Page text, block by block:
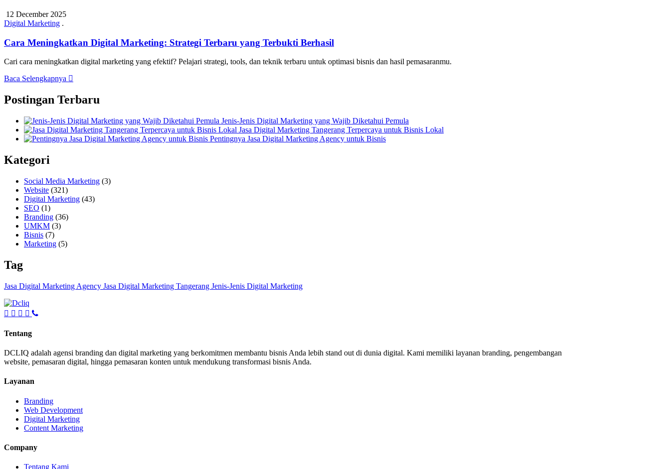
12 December 2025
Digital Marketing .
Cara Meningkatkan Digital Marketing: Strategi Terbaru yang Terbukti Berhasil
Cari cara meningkatkan digital marketing yang efektif? Pelajari strategi, tools, dan teknik terbaru untuk optimasi bisnis dan hasil pemasaranmu.
Baca Selengkapnya
Postingan Terbaru
Jenis-Jenis Digital Marketing yang Wajib Diketahui Pemula
Jasa Digital Marketing Tangerang Terpercaya untuk Bisnis Lokal
Pentingnya Jasa Digital Marketing Agency untuk Bisnis
Kategori
Social Media Marketing (3)
Website (321)
Digital Marketing (43)
SEO (1)
Branding (36)
UMKM (3)
Bisnis (7)
Marketing (5)
Tag
Jasa Digital Marketing Agency Jasa Digital Marketing Tangerang Jenis-Jenis Digital Marketing
Tentang
DCLIQ adalah agensi branding dan digital marketing yang berkomitmen membantu bisnis Anda lebih stand out di dunia digital. Kami memiliki layanan branding, pengembangan
website, pemasaran digital, hingga pemasaran konten untuk mendukung transformasi bisnis Anda.
Layanan
Branding
Web Development
Digital Marketing
Content Marketing
Company
Tentang Kami